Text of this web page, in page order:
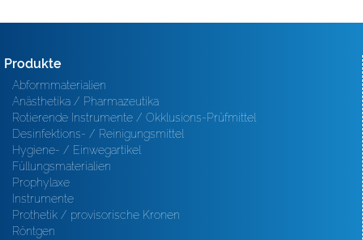
Produkte
Abformmaterialien
Anästhetika / Pharmazeutika
Rotierende Instrumente / Okklusions-Prüfmittel
Desinfektions- / Reinigungsmittel
Hygiene- / Einwegartikel
Füllungsmaterialien
Prophylaxe
Instrumente
Prothetik / provisorische Kronen
Röntgen